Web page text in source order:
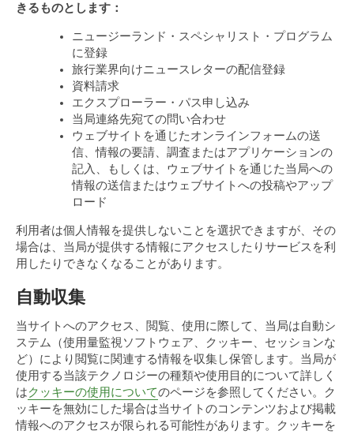
きるものとします：
ニュージーランド・スペシャリスト・プログラム
に登録
旅行業界向けニュースレターの配信登録
資料請求
エクスプローラー・パス申し込み
当局連絡先宛ての問い合わせ
ウェブサイトを通じたオンラインフォームの送
信、情報の要請、調査またはアプリケーションの
記入、もしくは、ウェブサイトを通じた当局への
情報の送信またはウェブサイトへの投稿やアップ
ロード
利用者は個人情報を提供しないことを選択できますが、その
場合は、当局が提供する情報にアクセスしたりサービスを利
用したりできなくなることがあります。
自動収集
当サイトへのアクセス、閲覧、使用に際して、当局は自動シ
ステム（使用量監視ソフトウェア、クッキー、セッションな
ど）により閲覧に関連する情報を収集し保管します。当局が
使用する当該テクノロジーの種類や使用目的について詳しく
はクッキーの使用についてのページを参照してください。ク
ッキーを無効にした場合は当サイトのコンテンツおよび掲載
情報へのアクセスが限られる可能性があります。クッキーを